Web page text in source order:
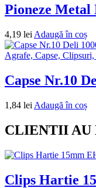
Pioneze Metal
4,19 lei Adaugă în coș
Agrafe, Capse,
Capse Nr.10
1,84 lei Adaugă în coș
CLIENTII AU
Clips Hartie